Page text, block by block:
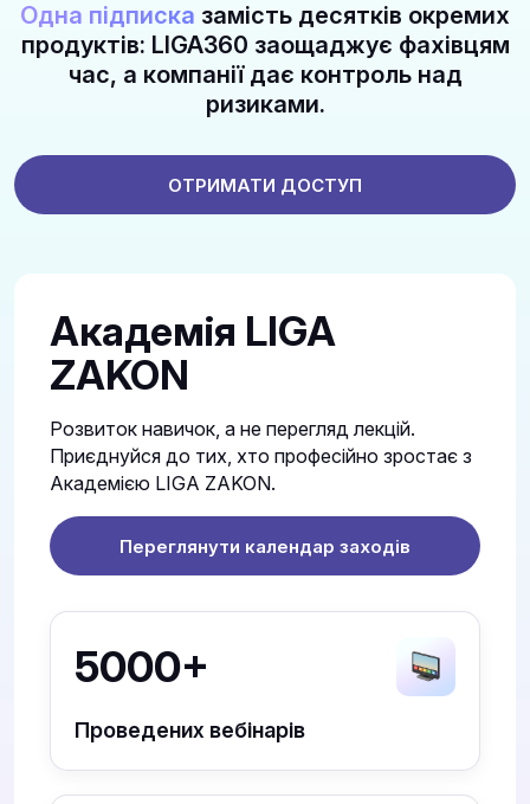
Одна підписка замість десятків окремих
продуктів: LIGA360 заощаджує фахівцям
час, а компанії дає контроль над
ризиками.
ОТРИМАТИ ДОСТУП
Академія LIGA
ZAKON
Розвиток навичок, а не перегляд лекцій.
Приєднуйся до тих, хто професійно зростає з
Академією LIGA ZAKON.
Переглянути календар заходів
5000+
Проведених вебінарів